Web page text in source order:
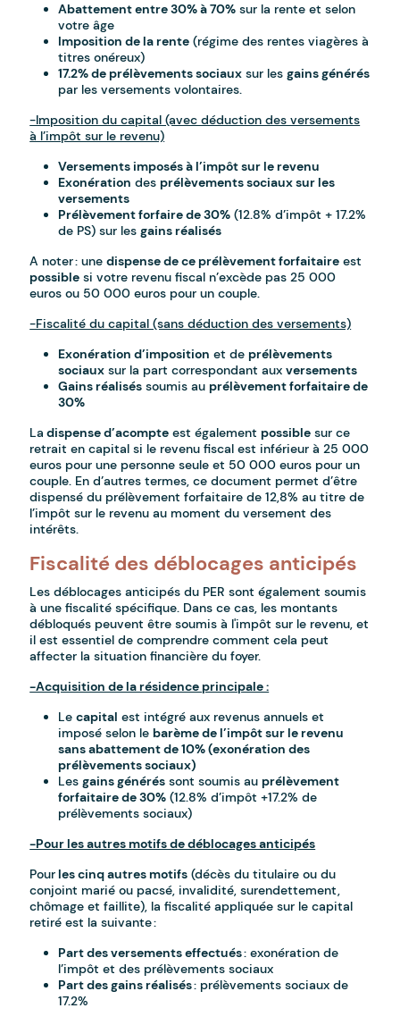
Abattement entre 30% à 70% sur la rente et selon
votre âge
Imposition de la rente (régime des rentes viagères à
titres onéreux)
17.2% de prélèvements sociaux sur lesgains générés
par les versements volontaires.
-Imposition du capital (avec déduction des versements
à l’impôt sur le revenu)
Versements imposés à l’impôt sur le revenu
Exonération desprélèvements sociaux sur les
versements
Prélèvement forfaire de 30% (12.8% d’impôt + 17.2%
de PS) sur lesgains réalisés
A noter : unedispense de ce prélèvement forfaitaire est
possible si votre revenu fiscal n’excède pas 25 000
euros ou 50 000 euros pour un couple.
-Fiscalité du capital (sans déduction des versements)
Exonération d’imposition et deprélèvements
sociaux sur la part correspondant auxversements
Gains réalisés soumis auprélèvement forfaitaire de
30%
La dispense d’acompte est égalementpossible sur ce
retrait en capital si le revenu fiscal est inférieur à 25 000
euros pour une personne seule et 50 000 euros pour un
couple. En d’autres termes, ce document permet d’être
dispensé du prélèvement forfaitaire de 12,8% au titre de
l’impôt sur le revenu au moment du versement des
intérêts.
Fiscalité des déblocages anticipés
Les déblocages anticipés du PER sont également soumis
à une fiscalité spécifique. Dans ce cas, les montants
débloqués peuvent être soumis à l'impôt sur le revenu, et
il est essentiel de comprendre comment cela peut
affecter la situation financière du foyer.
-Acquisition de la résidence principale :
Lecapital est intégré aux revenus annuels et
imposé selon lebarème de l’impôt sur le revenu
sans abattement de 10% (exonération des
prélèvements sociaux)
Lesgains générés sont soumis auprélèvement
forfaitaire de 30% (12.8% d’impôt +17.2% de
prélèvements sociaux)
-Pour les autres motifs de déblocages anticipés
Pourles cinq autres motifs (décès du titulaire ou du
conjoint marié ou pacsé, invalidité, surendettement,
chômage et faillite), la fiscalité appliquée sur le capital
retiré est la suivante :
Part des versements effectués: exonération de
l’impôt et des prélèvements sociaux
Part des gains réalisés: prélèvements sociaux de
17.2%